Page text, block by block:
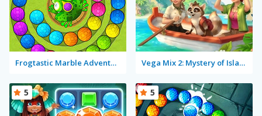
Frogtastic Marble Adventure Vega Mix 2: Mystery of Island
5 5